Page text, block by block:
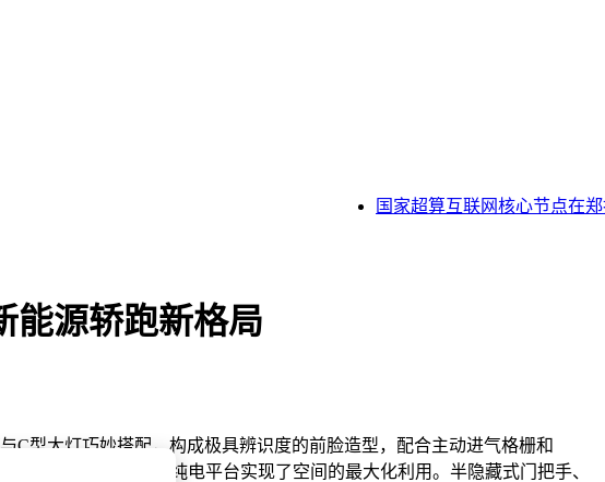
国家超算互联网核心节点在郑
能源轿跑新格局
型大灯巧妙搭配，构成极具辨识度的前脸造型，配合主动进气格栅和
运动基因，更通过纯电平台实现了空间的最大化利用。半隐藏式门把手、